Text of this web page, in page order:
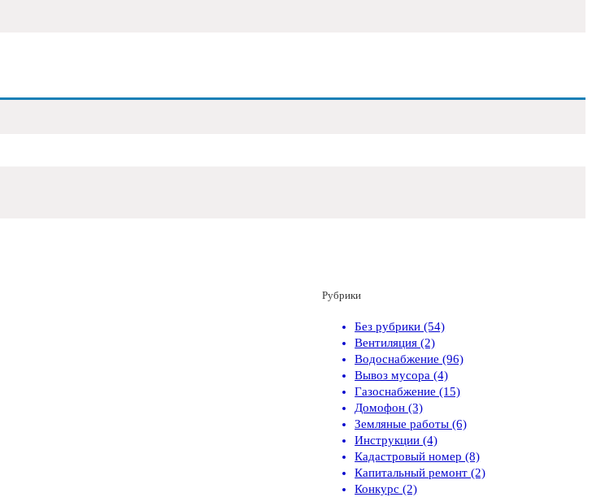
Рубрики
Без рубрики (54)
Вентиляция (2)
Водоснабжение (96)
Вывоз мусора (4)
Газоснабжение (15)
Домофон (3)
Земляные работы (6)
Инструкции (4)
Кадастровый номер (8)
Капитальный ремонт (2)
Конкурс (2)